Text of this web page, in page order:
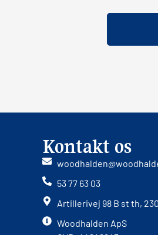
Kontakt os
53 77 63 03
Artillerivej 98 B st th,
Woodhalden ApS